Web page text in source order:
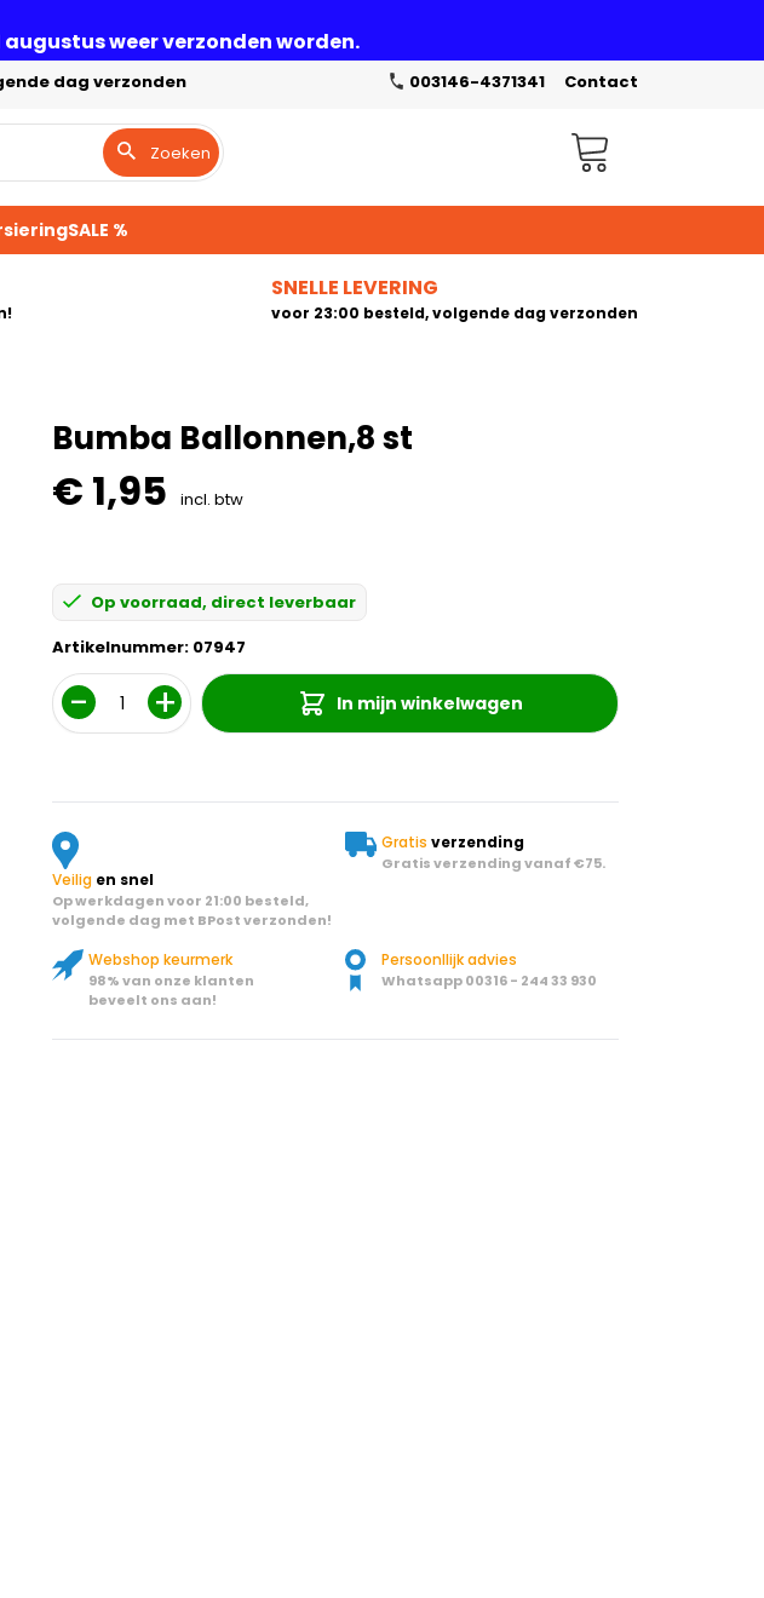
augustus weer verzonden worden.
dag verzonden 003146-4371341 Contact
Zoeken Winkelwagen
SALE %
SNELLE LEVERING
voor 23:00 besteld, volgende dag verzonden
Bumba Ballonnen,8 st
€ 1,95 incl. btw
Op voorraad, direct leverbaar
Artikelnummer: 07947
Aantal
In mijn winkelwagen
Veilig en snel
Op werkdagen voor 21:00 besteld,
volgende dag met BPost verzonden!
Gratis verzending
Gratis verzending vanaf €75.
Webshop keurmerk
98% van onze klanten
beveelt ons aan!
Persoonllijk advies
Whatsapp 00316 - 244 33 930